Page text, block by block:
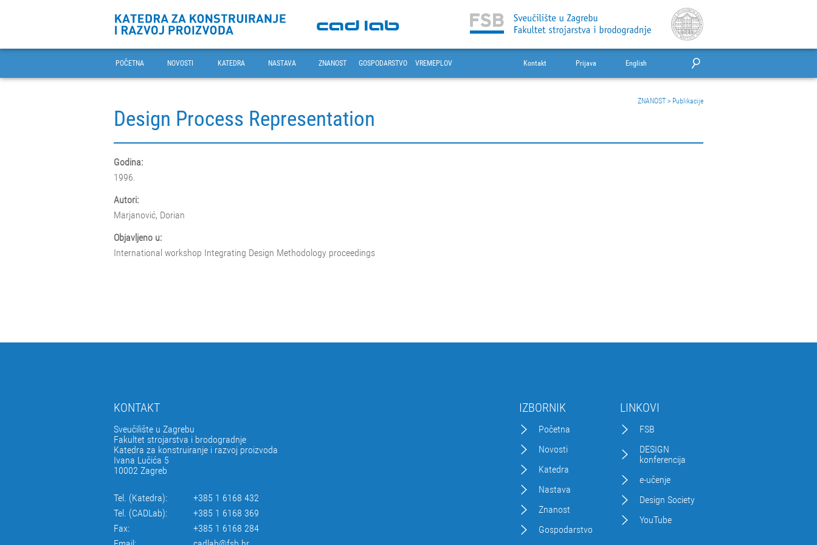
POČETNA NOVOSTI KATEDRA NASTAVA ZNANOST GOSPODARSTVO VREMEPLOV Kontakt Prijava English
ZNANOST > Publikacije
Design Process Representation
Godina:
1996.
Autori:
Marjanović, Dorian
Objavljeno u:
International workshop Integrating Design Methodology proceedings
KONTAKT
Sveučilište u Zagrebu
Fakultet strojarstva i brodogradnje
Katedra za konstruiranje i razvoj proizvoda
Ivana Lučića 5
10002 Zagreb
Tel. (Katedra):
+385 1 6168 432
Tel. (CADLab):
+385 1 6168 369
Fax:
+385 1 6168 284
IZBORNIK
Početna
Novosti
Katedra
Nastava
Znanost
Gospodarstvo
LINKOVI
FSB
DESIGN
konferencija
e-učenje
Design Society
YouTube